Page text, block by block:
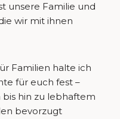
unsere Familie und
wir mit ihnen
Familien halte ich
für euch fest –
hin zu lebhaftem
bevorzugt